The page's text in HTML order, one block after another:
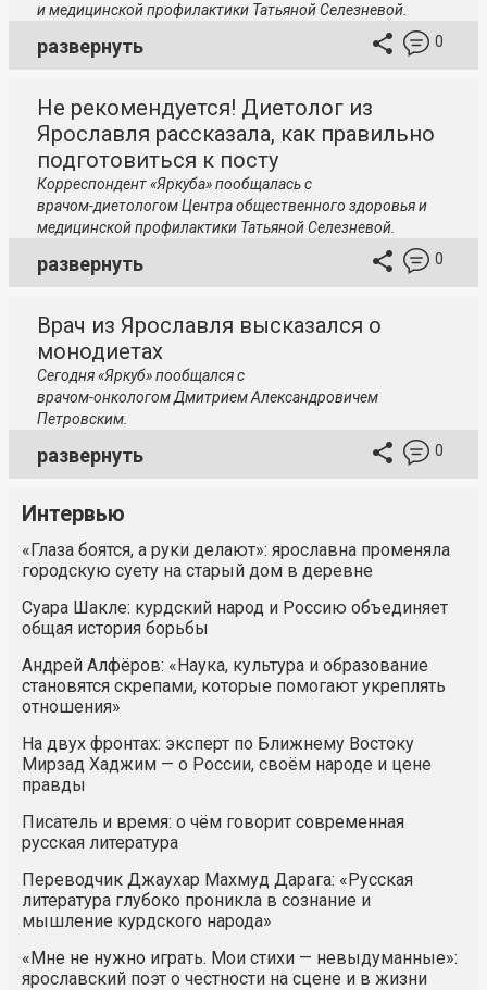
и медицинской профилактики Татьяной Селезневой.
развернуть 0
Не рекомендуется! Диетолог из
Ярославля рассказала, как правильно
подготовиться к посту
Корреспондент «Яркуба» пообщалась с
врачом-диетологомЦентра общественного здоровья и
медицинской профилактики Татьяной Селезневой.
развернуть 0
Врач из Ярославля высказался о
монодиетах
Сегодня «Яркуб» пообщался с
врачом-онкологомДмитрием Александровичем
Петровским.
развернуть 0
Интервью
«Глаза боятся, а руки делают»: ярославна променяла
городскую суету на старый дом в деревне
Суара Шакле: курдский народ и Россию объединяет
общая история борьбы
Андрей Алфёров: «Наука, культура и образование
становятся скрепами, которые помогают укреплять
отношения»
На двух фронтах: эксперт по Ближнему Востоку
Мирзад Хаджим — о России, своём народе и цене
правды
Писатель и время: о чём говорит современная
русская литература
Переводчик Джаухар Махмуд Дарага: «Русская
литература глубоко проникла в сознание и
мышление курдского народа»
«Мне не нужно играть. Мои стихи — невыдуманные»:
ярославский поэт о честности на сцене и в жизни